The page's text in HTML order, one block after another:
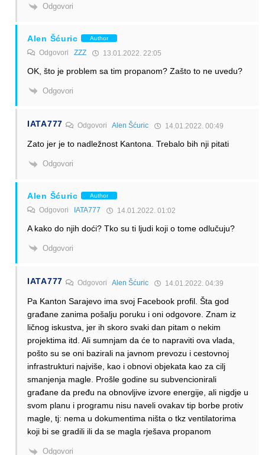
Odgovori
Alen Šćuric Author
Odgovori ZZZ 13.01.2022. 22:05
OK, što je problem sa tim propanom? Zašto to ne uvedu?
Odgovori
IATA777 Odgovori Alen Šćuric 14.01.2022. 00:49
Zato jer je to nadležnost Kantona. Trebalo bih nji pitati
Odgovori
Alen Šćuric Author
Odgovori IATA777 14.01.2022. 01:02
A kako do njih doći? Tko su ti ljudi koji o tome odlučuju?
Odgovori
IATA777 Odgovori Alen Šćuric 14.01.2022. 04:39
Pa Kanton Sarajevo ima svoj Facebook profil. Šta god
građane zanima pošalju poruku i oni odgovore. Znam iz
ličnog iskustva, jer ih skoro svaki dan pitam o nekim
projektima itd. Ali sumnjam da će to napraviti ova vlada,
pošto su se oni bazirali na javnom prevozu i cestovnoj
infrastrukturi najviše, kao i obnovi objekata kao za cilj
smanjenja magle. Prošle godine su subvencionirali
građane da pređu na obnovljive izvore energije, ali nigdje u
svom planu i programu nisu naveli ovakav tip borbe protiv
magle, tj: nema u dokumentima ništa o tkz ventilatorima
koji bi se gradili ili da se magla rješava propanom
Odgovori